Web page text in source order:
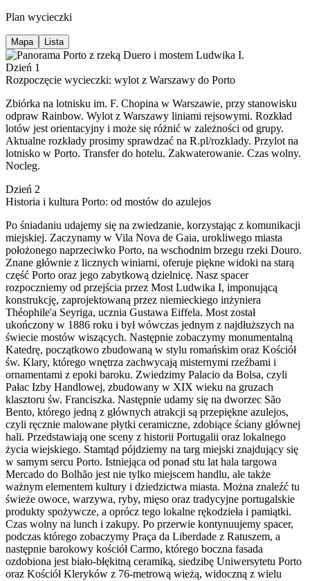
Plan wycieczki
Mapa Lista
Dzień 1
Rozpoczęcie wycieczki: wylot z Warszawy do Porto
Zbiórka na lotnisku im. F. Chopina w Warszawie, przy stanowisku
odpraw Rainbow. Wylot z Warszawy liniami rejsowymi. Rozkład
lotów jest orientacyjny i może się różnić w zależności od grupy.
Aktualne rozkłady prosimy sprawdzać na R.pl/rozklady. Przylot na
lotnisko w Porto. Transfer do hotelu. Zakwaterowanie. Czas wolny.
Nocleg.
Dzień 2
Historia i kultura Porto: od mostów do azulejos
Po śniadaniu udajemy się na zwiedzanie, korzystając z komunikacji
miejskiej. Zaczynamy w Vila Nova de Gaia, urokliwego miasta
położonego naprzeciwko Porto, na wschodnim brzegu rzeki Douro.
Znane głównie z licznych winiarni, oferuje piękne widoki na starą
część Porto oraz jego zabytkową dzielnicę. Nasz spacer
rozpoczniemy od przejścia przez Most Ludwika I, imponującą
konstrukcję, zaprojektowaną przez niemieckiego inżyniera
Théophile'a Seyriga, ucznia Gustawa Eiffela. Most został
ukończony w 1886 roku i był wówczas jednym z najdłuższych na
świecie mostów wiszących. Następnie zobaczymy monumentalną
Katedrę, początkowo zbudowaną w stylu romańskim oraz Kościół
św. Klary, którego wnętrza zachwycają misternymi rzeźbami i
ornamentami z epoki baroku. Zwiedzimy Palacio da Bolsa, czyli
Pałac Izby Handlowej, zbudowany w XIX wieku na gruzach
klasztoru św. Franciszka. Następnie udamy się na dworzec São
Bento, którego jedną z głównych atrakcji są przepiękne azulejos,
czyli ręcznie malowane płytki ceramiczne, zdobiące ściany głównej
hali. Przedstawiają one sceny z historii Portugalii oraz lokalnego
życia wiejskiego. Stamtąd pójdziemy na targ miejski znajdujący się
w samym sercu Porto. Istniejąca od ponad stu lat hala targowa
Mercado do Bolhão jest nie tylko miejscem handlu, ale także
ważnym elementem kultury i dziedzictwa miasta. Można znaleźć tu
świeże owoce, warzywa, ryby, mięso oraz tradycyjne portugalskie
produkty spożywcze, a oprócz tego lokalne rękodzieła i pamiątki.
Czas wolny na lunch i zakupy. Po przerwie kontynuujemy spacer,
podczas którego zobaczymy Praça da Liberdade z Ratuszem, a
następnie barokowy kościół Carmo, którego boczna fasada
ozdobiona jest biało-błękitną ceramiką, siedzibę Uniwersytetu Porto
oraz Kościół Kleryków z 76-metrową wieżą, widoczną z wielu